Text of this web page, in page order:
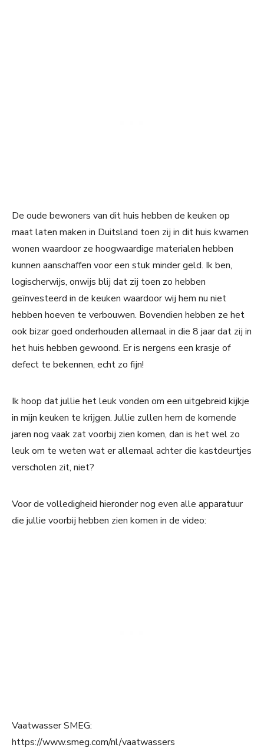
De oude bewoners van dit huis hebben de keuken op
maat laten maken in Duitsland toen zij in dit huis kwamen
wonen waardoor ze hoogwaardige materialen hebben
kunnen aanschaffen voor een stuk minder geld. Ik ben,
logischerwijs, onwijs blij dat zij toen zo hebben
geïnvesteerd in de keuken waardoor wij hem nu niet
hebben hoeven te verbouwen. Bovendien hebben ze het
ook bizar goed onderhouden allemaal in die 8 jaar dat zij in
het huis hebben gewoond. Er is nergens een krasje of
defect te bekennen, echt zo fijn!
Ik hoop dat jullie het leuk vonden om een uitgebreid kijkje
in mijn keuken te krijgen. Jullie zullen hem de komende
jaren nog vaak zat voorbij zien komen, dan is het wel zo
leuk om te weten wat er allemaal achter die kastdeurtjes
verscholen zit, niet?
Voor de volledigheid hieronder nog even alle apparatuur
die jullie voorbij hebben zien komen in de video:
Vaatwasser SMEG:
https://www.smeg.com/nl/vaatwassers